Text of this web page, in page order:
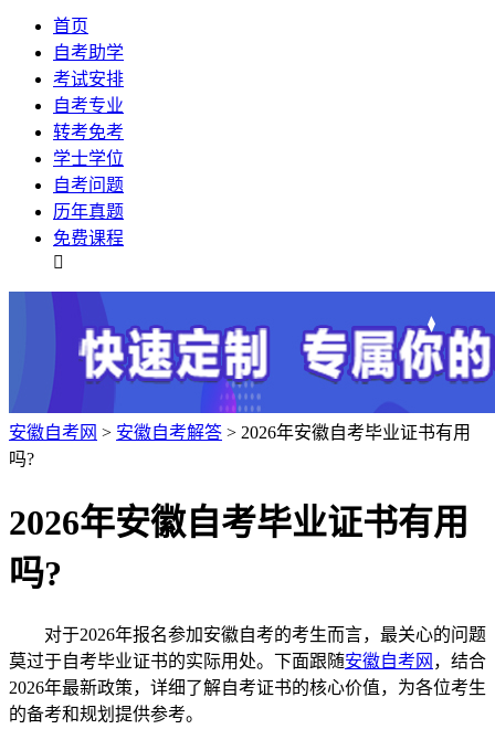
首页
自考助学
考试安排
自考专业
转考免考
学士学位
自考问题
历年真题
免费课程

安徽自考网 > 安徽自考解答 > 2026年安徽自考毕业证书有用
吗?
2026年安徽自考毕业证书有用
吗?
对于2026年报名参加安徽自考的考生而言，最关心的问题
莫过于自考毕业证书的实际用处。下面跟随安徽自考网 ，结合
2026年最新政策，详细了解自考证书的核心价值，为各位考生
的备考和规划提供参考。